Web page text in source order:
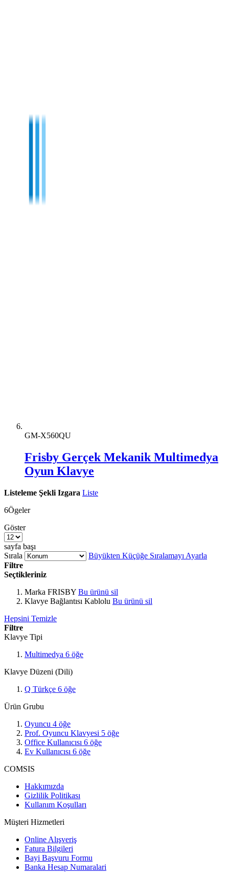
GM-X560QU
Frisby Gerçek Mekanik Multimedya
Oyun Klavye
Listeleme Şekli Izgara Liste
6Ögeler
Göster
sayfa başı
Sırala
Büyükten Küçüğe Sıralamayı Ayarla
Filtre
Seçtikleriniz
Marka FRISBY Bu ürünü sil
Klavye Bağlantısı Kablolu Bu ürünü sil
Hepsini Temizle
Filtre
Klavye Tipi
Multimedya 6 öğe
Klavye Düzeni (Dili)
Q Türkçe 6 öğe
Ürün Grubu
Oyuncu 4 öğe
Prof. Oyuncu Klavyesi 5 öğe
Office Kullanıcısı 6 öğe
Ev Kullanıcısı 6 öğe
COMSIS
Hakkımızda
Gizlilik Politikası
Kullanım Koşulları
Müşteri Hizmetleri
Online Alışveriş
Fatura Bilgileri
Bayi Başvuru Formu
Banka Hesap Numaralari